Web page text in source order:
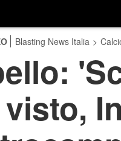
Blasting News Italia >